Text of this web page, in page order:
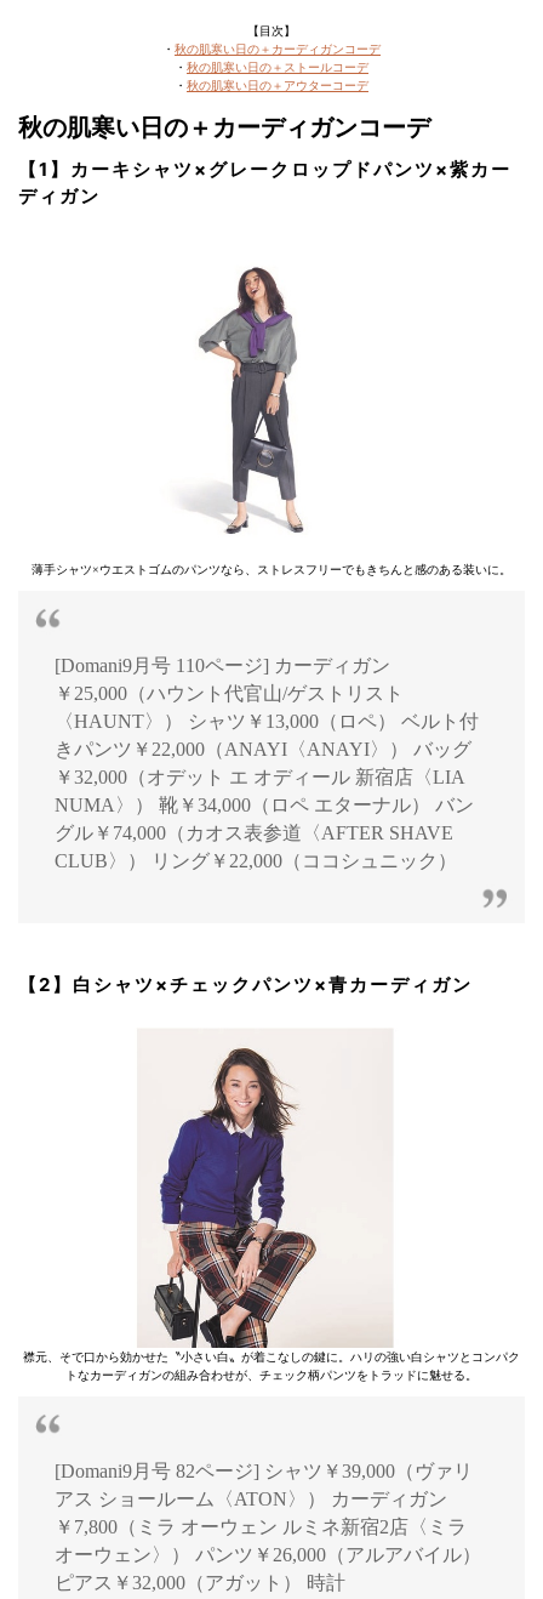
【目次】
・ 秋の肌寒い日の＋カーディガンコーデ
・ 秋の肌寒い日の＋ストールコーデ
・ 秋の肌寒い日の＋アウターコーデ
秋の肌寒い日の＋カーディガンコーデ
【1】カーキシャツ×グレークロップドパンツ×紫カー
ディガン
薄手シャツ×ウエストゴムのパンツなら、ストレスフリーでもきちんと感のある装いに。
[Domani9月号 110ページ] カーディガン
￥25,000（ハウント代官山/ゲストリスト
〈HAUNT〉） シャツ￥13,000（ロペ） ベルト付
きパンツ￥22,000（ANAYI〈ANAYI〉） バッグ
￥32,000（オデット エ オディール 新宿店〈LIA
NUMA〉） 靴￥34,000（ロペ エターナル） バン
グル￥74,000（カオス表参道〈AFTER SHAVE
CLUB〉） リング￥22,000（ココシュニック）
【2】白シャツ×チェックパンツ×青カーディガン
襟元、そで口から効かせた〝小さい白〟が着こなしの鍵に。ハリの強い白シャツとコンパク
トなカーディガンの組み合わせが、チェック柄パンツをトラッドに魅せる。
[Domani9月号 82ページ] シャツ￥39,000（ヴァリ
アス ショールーム〈ATON〉） カーディガン
￥7,800（ミラ オーウェン ルミネ新宿2店〈ミラ
オーウェン〉） パンツ￥26,000（アルアバイル）
ピアス￥32,000（アガット） 時計